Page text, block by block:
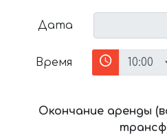
Дата
Время
Окончание аренды